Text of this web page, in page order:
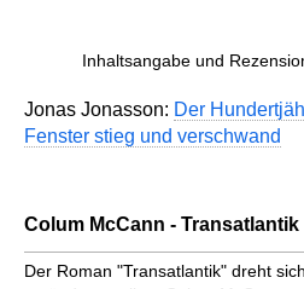
Inhaltsangabe und
Jonas Jonasson: Der
Fenster stieg und verschwand
Colum McCann - Transatlantik
Der Roman "Transatlantik" dreht